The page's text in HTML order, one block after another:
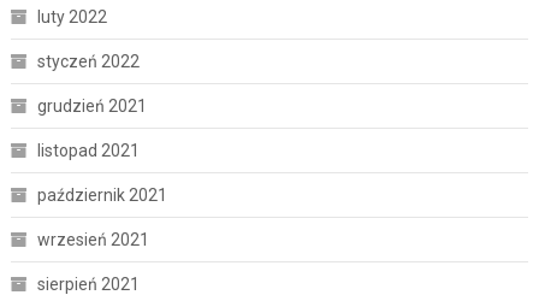
luty 2022
styczeń 2022
grudzień 2021
listopad 2021
październik 2021
wrzesień 2021
sierpień 2021